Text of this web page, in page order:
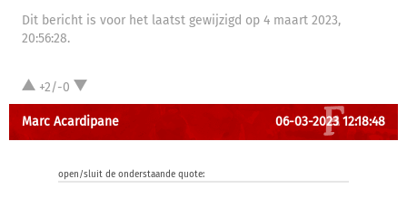
Dit bericht is voor het laatst gewijzigd op 4 maart 2023,
20:56:28.
+2/-0
Marc Acardipane 06-03-2023 12:18:48
open/sluit de onderstaande quote: